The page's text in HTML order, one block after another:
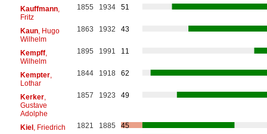
Kauffmann,
Fritz
1855 1934 51
Kaun, Hugo
Wilhelm
1863 1932 43
Kempff,
Wilhelm
1895 1991 11
Kempter,
Lothar
1844 1918 62
Kerker,
Gustave
Adolphe
1857 1923 49
Kiel, Friedrich 1821 1885
45